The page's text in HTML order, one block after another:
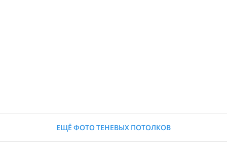
ЕЩЁ ФОТО ТЕНЕВЫХ ПОТОЛКОВ